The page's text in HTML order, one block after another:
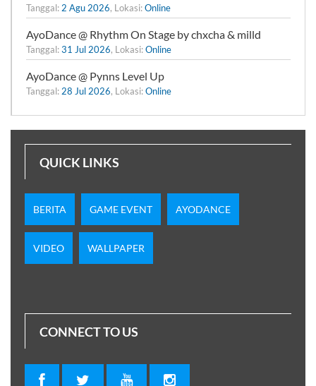
Tanggal: 2 Agu 2026, Lokasi:Online
AyoDance @ Rhythm On Stage by chxcha & milld
Tanggal:31 Jul 2026, Lokasi:Online
AyoDance @ Pynns Level Up
Tanggal: 28 Jul 2026, Lokasi:Online
QUICK LINKS
BERITA GAME EVENT AYODANCE
VIDEO WALLPAPER
CONNECT TO US